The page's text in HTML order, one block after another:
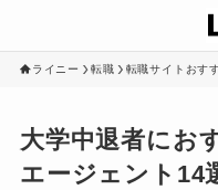
ライニー 転職 転職サイトおす
大学中退者にお
エージェント14